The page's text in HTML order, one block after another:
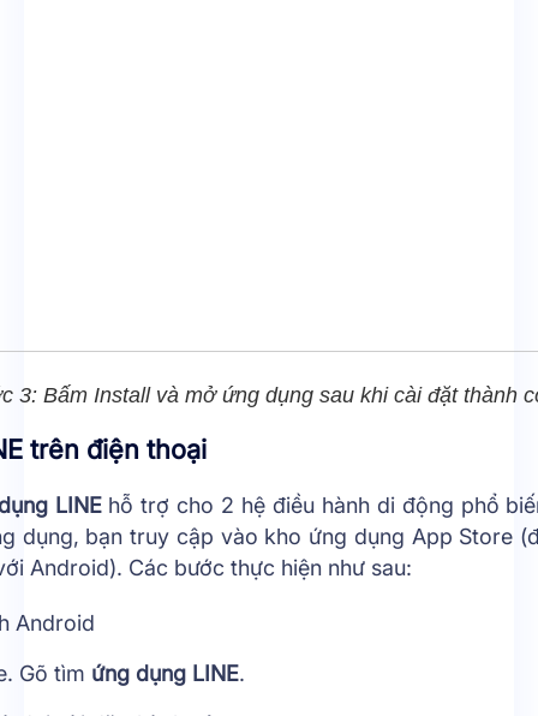
3: Bấm Install và mở ứng dụng sau khi cài đặt thành
trên điện thoại
LINEhỗ trợ cho 2 hệ điều hành di động phổ
dụng, bạn truy cập vào kho ứng dụng App Store
Android). Các bước thực hiện như sau:
Android
Gõ tìm ứng dụng LINE.